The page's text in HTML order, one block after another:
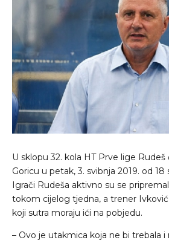
U sklopu 32. kola HT Prve lige
Goricu u petak, 3. svibnja 2019. od
Igrači Rudeša aktivno su se
tokom cijelog tjedna, a trener
koji sutra moraju ići na pobjedu.
– Ovo je utakmica koja ne bi trebala i